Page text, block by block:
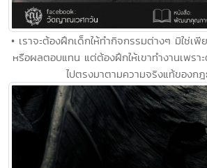
• เราจะต้องฝึกเด็กให้ทำกิจกรรมต่างๆ มิใช่เพี
หรือผลตอบแทน แต่ต้องฝึกให้เขาทำงานเพร
ไปตรงมาตามความจริงแท้ของก